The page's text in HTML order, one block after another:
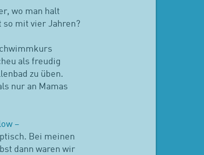
wo man halt
so mit vier Jahren?
als freudig
zu üben.
nur an Mamas
–
Bei meinen
dann waren wir